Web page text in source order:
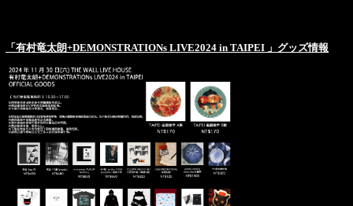
「有村⻯太朗+DEMONSTRATIONs LIVE2024 in TAIPEI 」グッズ情報